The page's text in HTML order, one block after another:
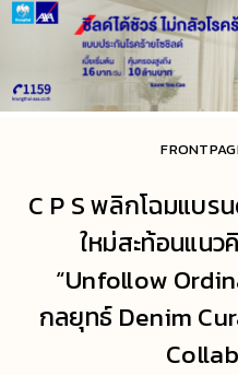
C P S พลิกโฉมแบ
ใหม่สะท้อนแน
“Unfollow
กลยุทธ์ Denim